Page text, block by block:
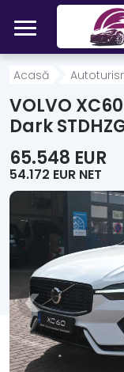
Mergi direct la
Acasă
Autoturisme
Motociclete
Autoutilitare
Alte tipuri
Despre Noi
Contact
Acasă
VOLVO
Dark
65.548 EUR
54.172 EUR NET